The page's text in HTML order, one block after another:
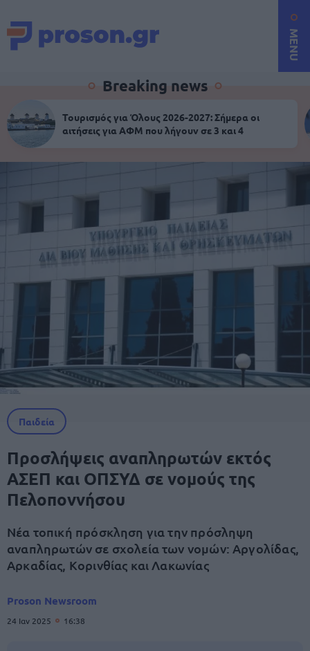
MENU
Breaking news
Τουρισμός για Όλους 2026-2027: Σήμερα οι
αιτήσεις για ΑΦΜ που λήγουν σε 3 και 4
Παιδεία
Προσλήψεις αναπληρωτών εκτός
ΑΣΕΠ και ΟΠΣΥΔ σε νομούς της
Πελοποννήσου
Νέα τοπική πρόσκληση για την πρόσληψη
αναπληρωτών σε σχολεία των νομών: Αργολίδας,
Αρκαδίας, Κορινθίας και Λακωνίας
Proson Newsroom
24 Ιαν 2025 16:38